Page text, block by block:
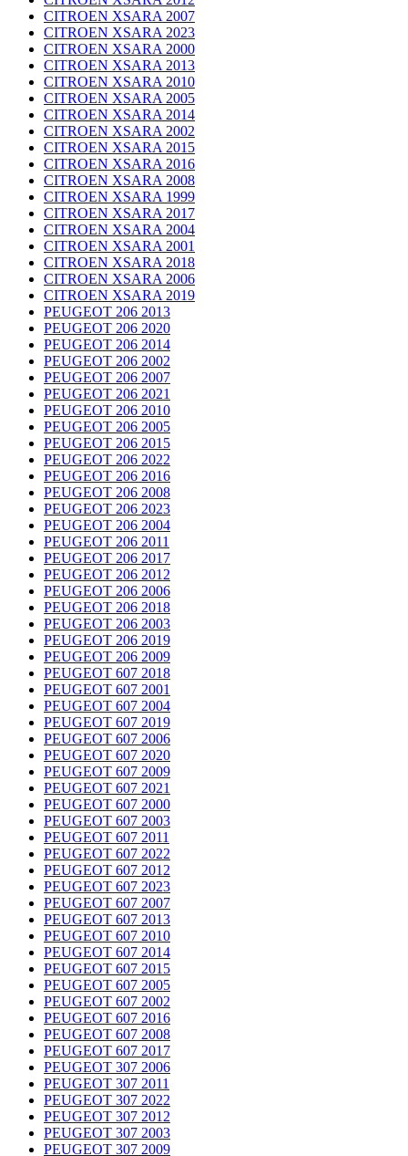
CITROEN XSARA 2007
CITROEN XSARA 2023
CITROEN XSARA 2000
CITROEN XSARA 2013
CITROEN XSARA 2010
CITROEN XSARA 2005
CITROEN XSARA 2014
CITROEN XSARA 2002
CITROEN XSARA 2015
CITROEN XSARA 2016
CITROEN XSARA 2008
CITROEN XSARA 1999
CITROEN XSARA 2017
CITROEN XSARA 2004
CITROEN XSARA 2001
CITROEN XSARA 2018
CITROEN XSARA 2006
CITROEN XSARA 2019
PEUGEOT 206 2013
PEUGEOT 206 2020
PEUGEOT 206 2014
PEUGEOT 206 2002
PEUGEOT 206 2007
PEUGEOT 206 2021
PEUGEOT 206 2010
PEUGEOT 206 2005
PEUGEOT 206 2015
PEUGEOT 206 2022
PEUGEOT 206 2016
PEUGEOT 206 2008
PEUGEOT 206 2023
PEUGEOT 206 2004
PEUGEOT 206 2011
PEUGEOT 206 2017
PEUGEOT 206 2012
PEUGEOT 206 2006
PEUGEOT 206 2018
PEUGEOT 206 2003
PEUGEOT 206 2019
PEUGEOT 206 2009
PEUGEOT 607 2018
PEUGEOT 607 2001
PEUGEOT 607 2004
PEUGEOT 607 2019
PEUGEOT 607 2006
PEUGEOT 607 2020
PEUGEOT 607 2009
PEUGEOT 607 2021
PEUGEOT 607 2000
PEUGEOT 607 2003
PEUGEOT 607 2011
PEUGEOT 607 2022
PEUGEOT 607 2012
PEUGEOT 607 2023
PEUGEOT 607 2007
PEUGEOT 607 2013
PEUGEOT 607 2010
PEUGEOT 607 2014
PEUGEOT 607 2015
PEUGEOT 607 2005
PEUGEOT 607 2002
PEUGEOT 607 2016
PEUGEOT 607 2008
PEUGEOT 607 2017
PEUGEOT 307 2006
PEUGEOT 307 2011
PEUGEOT 307 2022
PEUGEOT 307 2012
PEUGEOT 307 2003
PEUGEOT 307 2009